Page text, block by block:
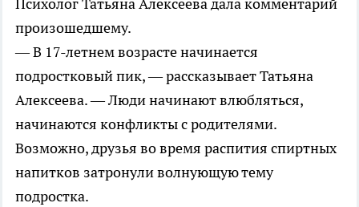
Психолог Татьяна Алексеева дала комментарий
произошедшему.
— В 17-летнем возрасте начинается
подростковый пик, — рассказывает Татьяна
Алексеева. — Люди начинают влюбляться,
начинаются конфликты с родителями.
Возможно, друзья во время распития спиртных
напитков затронули волнующую тему
подростка.